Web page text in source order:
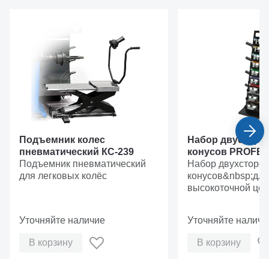
Подъемник колес
пневматический КС-239
Подъемник пневматический
для легковых колёс
Уточняйте наличие
В корзину
Набор
конусов
Набор
конусов&nbsp;для
высокоточной
Уточняйте
В корзину